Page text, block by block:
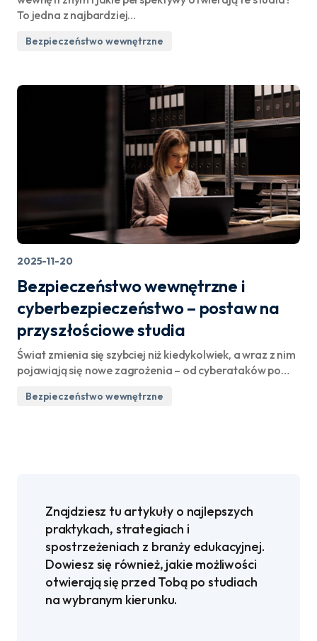
To jedna z najbardziej…
Bezpieczeństwo wewnętrzne
2025-11-20
Bezpieczeństwo wewnętrzne i
cyberbezpieczeństwo – postaw na
przyszłościowe studia
Świat zmienia się szybciej niż kiedykolwiek, a wraz z nim
pojawiają się nowe zagrożenia – od cyberataków po…
Bezpieczeństwo wewnętrzne
Znajdziesz tu artykuły o najlepszych
praktykach, strategiach i
spostrzeżeniach z branży edukacyjnej.
Dowiesz się również, jakie możliwości
otwierają się przed Tobą po studiach
na wybranym kierunku.